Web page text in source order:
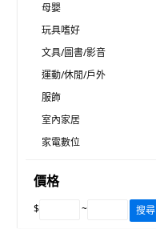
母嬰
玩具嗜好
文具/圖書/影音
運動/休閒/戶外
服飾
室內家居
家電數位
價格
$ ~ 搜尋